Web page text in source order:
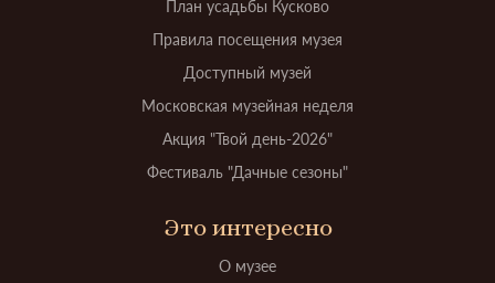
План усадьбы Кусково
Правила посещения музея
Доступный музей
Московская музейная неделя
Акция "Твой день-2026"
Фестиваль "Дачные сезоны"
Это интересно
О музее